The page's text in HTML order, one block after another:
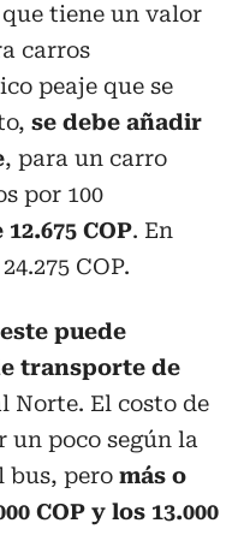
tiene un valor
carros
peaje que se
se debe añadir
, para un carro
por 100
COP. En
COP.
este puede
transporte de
Norte. El costo de
un poco según la
bus, pero más o
COP y los 13.000